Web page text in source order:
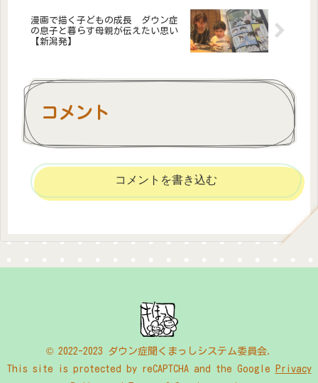
漫画で描く子どもの成長 ダウン症
の息子と暮らす母親が伝えたい思い
【新潟発】
コメント
コメントを書き込む
© 2022-2023 ダウン症聞くまっしシステム委員会.
This site is protected by reCAPTCHA and the Google Privacy